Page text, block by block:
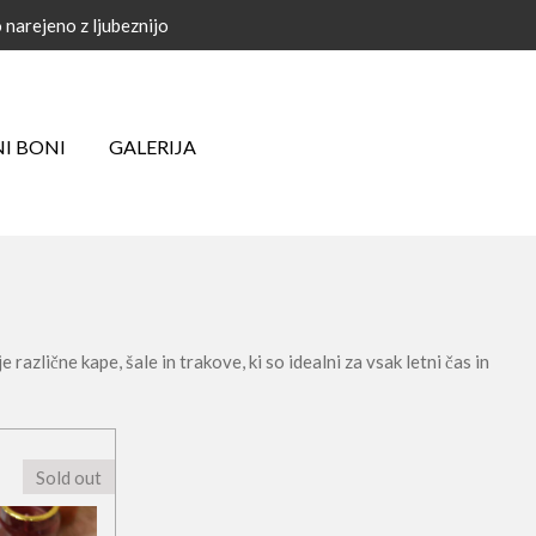
narejeno z ljubeznijo
BONI GALERIJA
kape, šale in trakove, ki so idealni za vsak letni čas in
Sold out